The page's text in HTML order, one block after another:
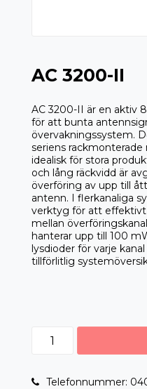
AC 3200-II
AC 3200-II är en aktiv
för att bunta
övervakningssystem.
seriens
idealisk för stora
och lång räckvidd är
överföring av upp till
antenn. I flerkanaliga
verktyg för att
mellan
hanterar upp till 100
lysdioder för varje
tillförlitlig
Telefonnummer: